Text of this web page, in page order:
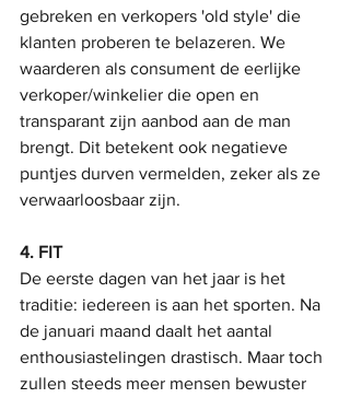
gebreken en verkopers 'old style' die
klanten proberen te belazeren. We
waarderen als consument de eerlijke
verkoper/winkelier die open en
transparant zijn aanbod aan de man
brengt. Dit betekent ook negatieve
puntjes durven vermelden, zeker als ze
verwaarloosbaar zijn.
4. FIT
De eerste dagen van het jaar is het
traditie: iedereen is aan het sporten. Na
de januari maand daalt het aantal
enthousiastelingen drastisch. Maar toch
zullen steeds meer mensen bewuster